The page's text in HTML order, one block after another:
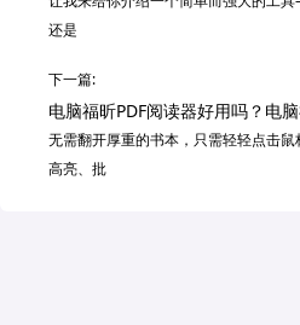
还是
下一篇:
电脑福昕PDF阅读器好用吗？电
无需翻开厚重的书本，只需轻轻点击
高亮、批